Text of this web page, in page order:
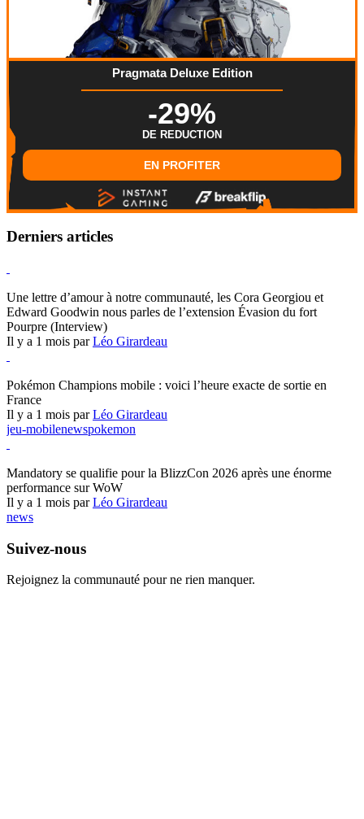
Pragmata Deluxe Edition
-29%
DE REDUCTION
EN PROFITER
Derniers articles
Une lettre d’amour à notre communauté, les Cora Georgiou et
Edward Goodwin nous parles de l’extension Évasion du fort
Pourpre (Interview)
Il y a 1 mois parLéo Girardeau
Pokémon Champions mobile : voici l’heure exacte de sortie en
France
Il y a 1 mois parLéo Girardeau
jeu-mobilenewspokemon
Mandatory se qualifie pour la BlizzCon 2026 après une énorme
performance sur WoW
Il y a 1 mois parLéo Girardeau
news
Suivez-nous
Rejoignez la communauté pour ne rien manquer.